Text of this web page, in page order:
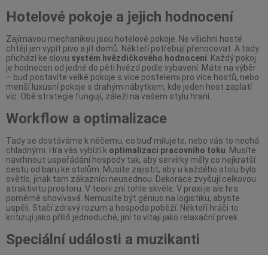
Hotelové pokoje a jejich hodnocení
Zajímavou mechanikou jsou hotelové pokoje. Ne všichni hosté
chtějí jen vypít pivo a jít domů. Někteří potřebují přenocovat. A tady
přichází ke slovu systém hvězdičkového hodnocení . Každý pokoj
je hodnocen od jedné do pěti hvězd podle vybavení. Máte na výběr
– buď postavíte velké pokoje s více postelemi pro více hostů, nebo
menší luxusní pokoje s drahým nábytkem, kde jeden host zaplatí
víc. Obě strategie fungují, záleží na vašem stylu hraní.
Workflow a optimalizace
Tady se dostáváme k něčemu, co buď milujete, nebo vás to nechá
chladnými. Hra vás vybízí k optimalizaci pracovního toku . Musíte
navrhnout uspořádání hospody tak, aby servírky měly co nejkratší
cestu od baru ke stolům. Musíte zajistit, aby u každého stolu bylo
světlo, jinak tam zákazníci neusednou. Dekorace zvyšují celkovou
atraktivitu prostoru. V teorii zní tohle skvěle. V praxi je ale hra
poměrně shovívavá. Nemusíte být génius na logistiku, abyste
uspěli. Stačí zdravý rozum a hospoda poběží. Někteří hráči to
kritizují jako příliš jednoduché, jiní to vítají jako relaxační prvek.
Speciální události a muzikanti